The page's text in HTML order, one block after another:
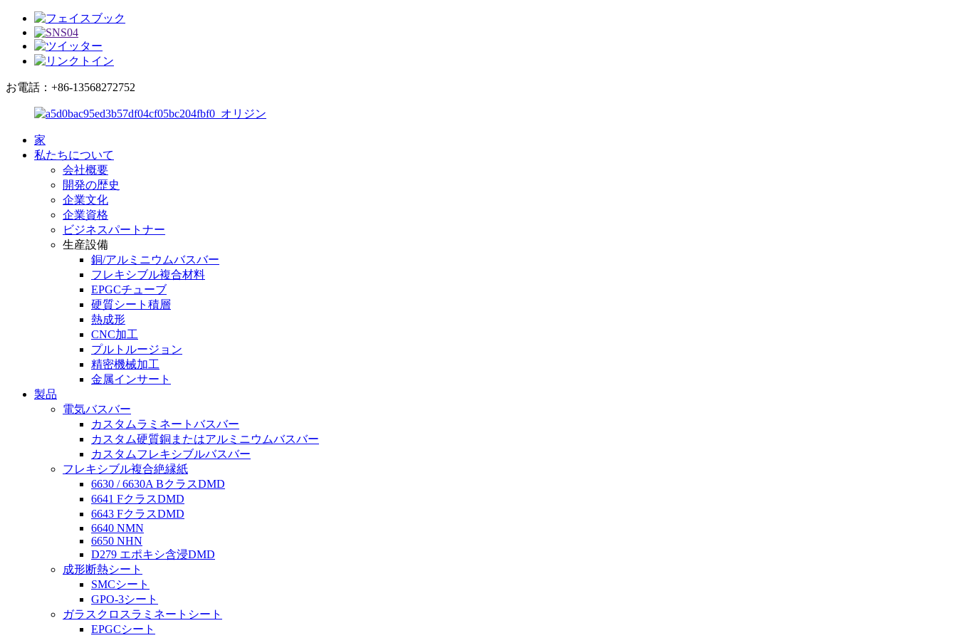
お電話：+86-13568272752
家
私たちについて
会社概要
開発の歴史
企業文化
企業資格
ビジネスパートナー
生産設備
銅/アルミニウムバスバー
フレキシブル複合材料
EPGCチューブ
硬質シート積層
熱成形
CNC加工
プルトルージョン
精密機械加工
金属インサート
製品
電気バスバー
カスタムラミネートバスバー
カスタム硬質銅またはアルミニウムバスバー
カスタムフレキシブルバスバー
フレキシブル複合絶縁紙
6630 / 6630A BクラスDMD
6641 FクラスDMD
6643 FクラスDMD
6640 NMN
6650 NHN
D279 エポキシ含浸DMD
成形断熱シート
SMCシート
GPO-3シート
ガラスクロスラミネートシート
EPGCシート